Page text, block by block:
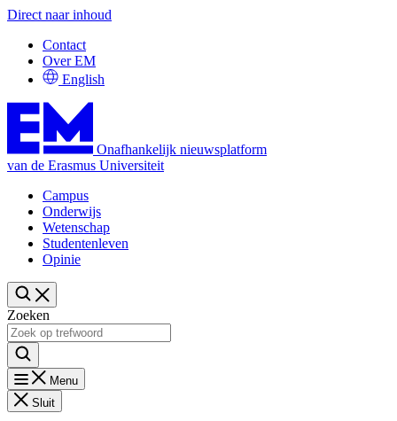
Direct naar inhoud
Contact
Over EM
English
Onafhankelijk nieuwsplatform
van de Erasmus Universiteit
Campus
Onderwijs
Wetenschap
Studentenleven
Opinie
Zoeken
Menu
Sluit